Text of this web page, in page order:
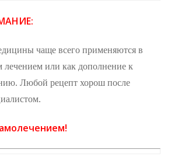
чаще всего применяются в
или как дополнение к
Любой рецепт хорош после